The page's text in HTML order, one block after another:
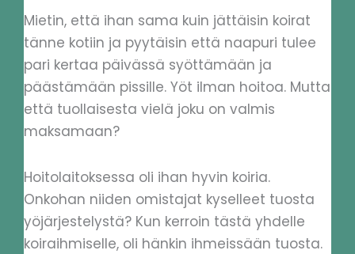
Mietin, että ihan sama kuin jättäisin koirat
tänne kotiin ja pyytäisin että naapuri tulee
pari kertaa päivässä syöttämään ja
päästämään pissille. Yöt ilman hoitoa. Mutta
että tuollaisesta vielä joku on valmis
maksamaan?
Hoitolaitoksessa oli ihan hyvin koiria.
Onkohan niiden omistajat kyselleet tuosta
yöjärjestelystä? Kun kerroin tästä yhdelle
koiraihmiselle, oli hänkin ihmeissään tuosta.